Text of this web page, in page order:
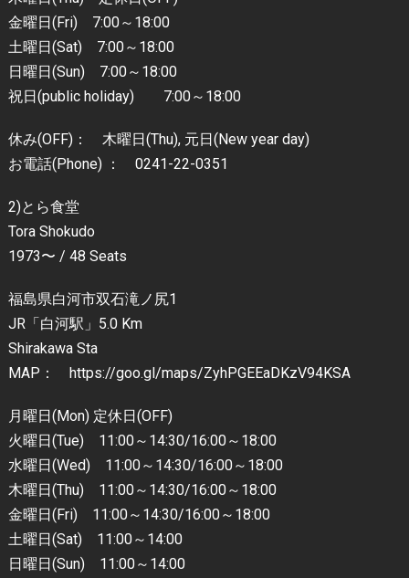
金曜日(Fri) 7:00～18:00
土曜日(Sat) 7:00～18:00
日曜日(Sun) 7:00～18:00
祝日(public holiday) 7:00～18:00
休み(OFF)： 木曜日(Thu), 元日(New year day)
お電話(Phone) ： 0241-22-0351
2)とら食堂
Tora Shokudo
1973〜 / 48 Seats
福島県白河市双石滝ノ尻1
JR「白河駅」5.0 Km
Shirakawa Sta
MAP： https://goo.gl/maps/ZyhPGEEaDKzV94KSA
月曜日(Mon) 定休日(OFF)
火曜日(Tue) 11:00～14:30/16:00～18:00
水曜日(Wed) 11:00～14:30/16:00～18:00
木曜日(Thu) 11:00～14:30/16:00～18:00
金曜日(Fri) 11:00～14:30/16:00～18:00
土曜日(Sat) 11:00～14:00
日曜日(Sun) 11:00～14:00